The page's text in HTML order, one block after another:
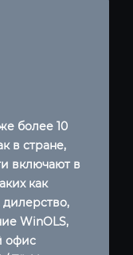
более 10
в стране,
включают в
как
WinOLS,
офис